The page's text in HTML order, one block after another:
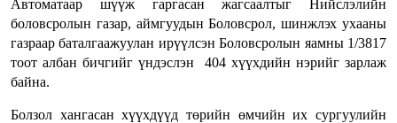
Автоматаар шүүж гаргасан жагсаалтыг Нийслэлийн
боловсролын газар, аймгуудын Боловсрол, шинжлэх ухааны
газраар баталгаажуулан ирүүлсэн Боловсролын яамны 1/3817
тоот албан бичгийг үндэслэн 404 хүүхдийн нэрийг зарлаж
байна.
Болзол хангасан хүүхдүүд төрийн өмчийн их сургуулийн